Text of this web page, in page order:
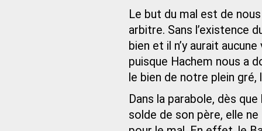
Le but du mal est de
arbitre. Sans l’existence
bien et il n’y aurait
puisque Hachem nous a
le bien de notre plein
Dans la parabole, dès
solde de son père, elle